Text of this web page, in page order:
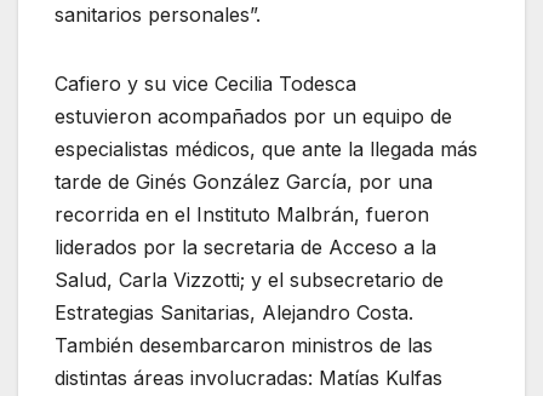
sanitarios personales”.
Cafiero y su vice Cecilia Todesca
estuvieron acompañados por un equipo de
especialistas médicos, que ante la llegada más
tarde de Ginés González García, por una
recorrida en el Instituto Malbrán, fueron
liderados por la secretaria de Acceso a la
Salud, Carla Vizzotti; y el subsecretario de
Estrategias Sanitarias, Alejandro Costa.
También desembarcaron ministros de las
distintas áreas involucradas: Matías Kulfas